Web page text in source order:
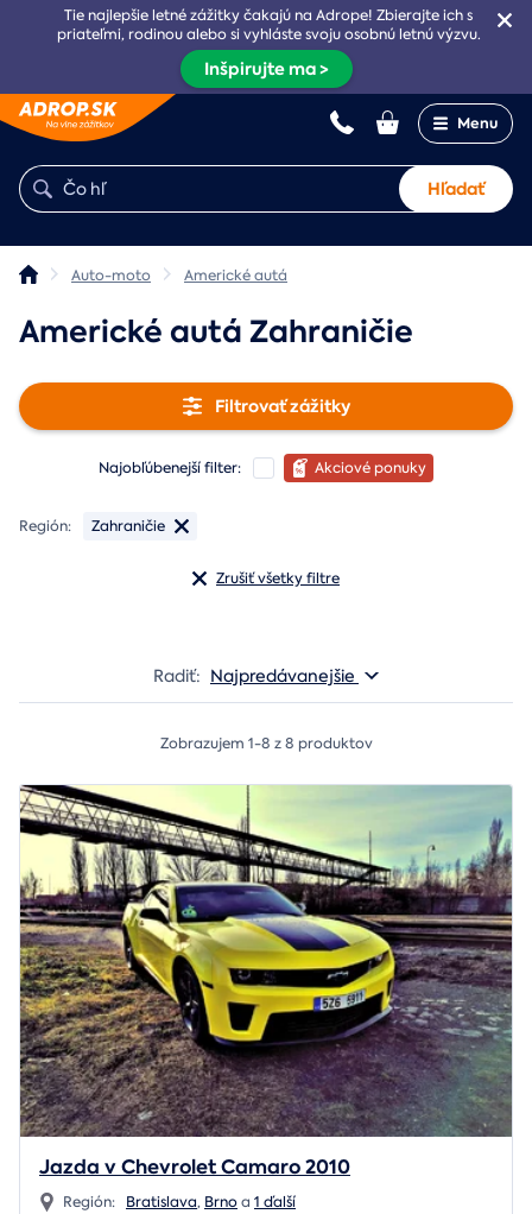
Tie najlepšie letné zážitky čakajú na Adrope! Zbierajte ich s
priateľmi, rodinou alebo si vyhláste svoju osobnú letnú výzvu.
Inšpirujte ma >
Menu
Hľadať
Auto-moto Americké autá
Americké autá Zahraničie
Filtrovať zážitky
Najobľúbenejší filter: Akciové ponuky
Región: Zahraničie
Zrušiť všetky filtre
Radiť: Najpredávanejšie
Zobrazujem 1-8 z 8 produktov
Jazda v Chevrolet Camaro 2010
Región: Bratislava, Brnoa 1 ďalší